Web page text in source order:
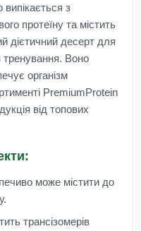
з
протеїну та містить
дієтичний десерт для
тренування. Воно
організм
PremiumProtein
від топових
може містити до
трансізомерів